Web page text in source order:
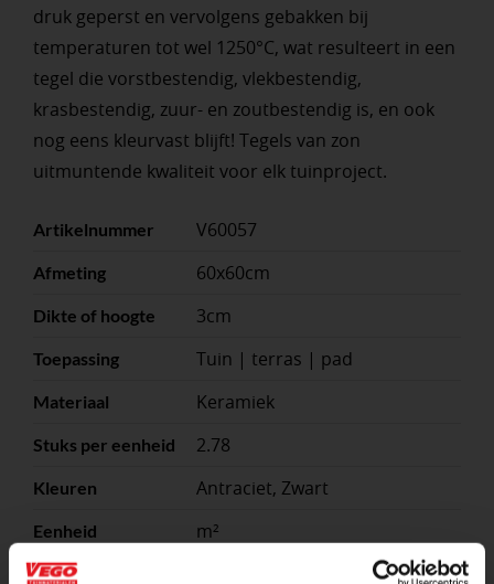
druk geperst en vervolgens gebakken bij
temperaturen tot wel 1250°C, wat resulteert in een
tegel die vorstbestendig, vlekbestendig,
krasbestendig, zuur- en zoutbestendig is, en ook
nog eens kleurvast blijft! Tegels van zon
uitmuntende kwaliteit voor elk tuinproject.
Artikelnummer V60057
Afmeting 60x60cm
Dikte of hoogte 3cm
Toepassing Tuin | terras | pad
Materiaal Keramiek
Stuks per eenheid 2.78
Kleuren Antraciet, Zwart
Eenheid m²